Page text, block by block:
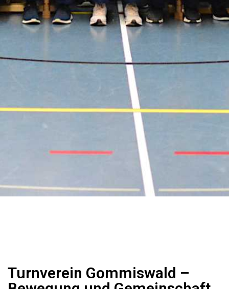
Turnverein Gommiswald –